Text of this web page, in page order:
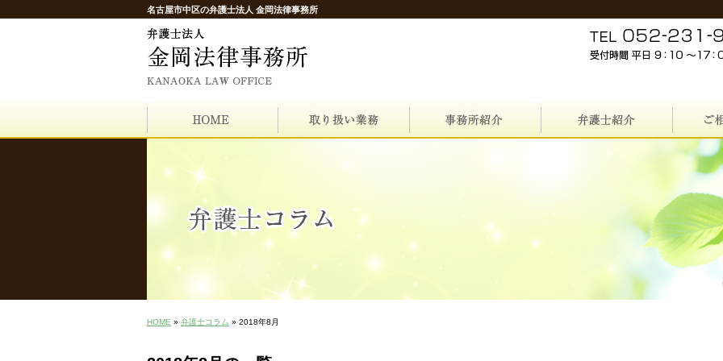
名古屋市中区の弁護士法人 金岡法律事務所
HOME » 弁護士コラム » 2018年8月